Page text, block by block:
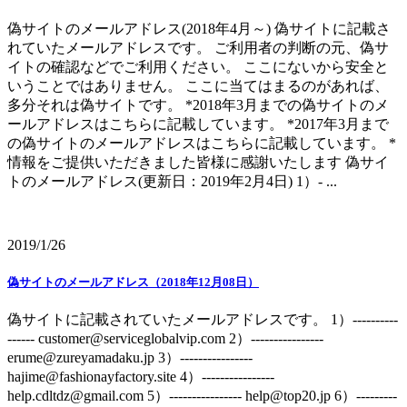
偽サイトのメールアドレス(2018年4月～) 偽サイトに記載さ
れていたメールアドレスです。 ご利用者の判断の元、偽サ
イトの確認などでご利用ください。 ここにないから安全と
いうことではありません。 ここに当てはまるのがあれば、
多分それは偽サイトです。 *2018年3月までの偽サイトのメ
ールアドレスはこちらに記載しています。 *2017年3月まで
の偽サイトのメールアドレスはこちらに記載しています。 *
情報をご提供いただきました皆様に感謝いたします 偽サイ
トのメールアドレス(更新日：2019年2月4日) 1）- ...
2019/1/26
偽サイトのメールアドレス（2018年12月08日）
偽サイトに記載されていたメールアドレスです。 1）----------
------ customer@serviceglobalvip.com 2）----------------
erume@zureyamadaku.jp 3）----------------
hajime@fashionayfactory.site 4）----------------
help.cdltdz@gmail.com 5）---------------- help@top20.jp 6）---------